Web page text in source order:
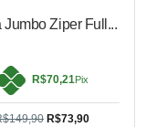
Jumbo Ziper Full...
R$70,21Pix
R$73,90